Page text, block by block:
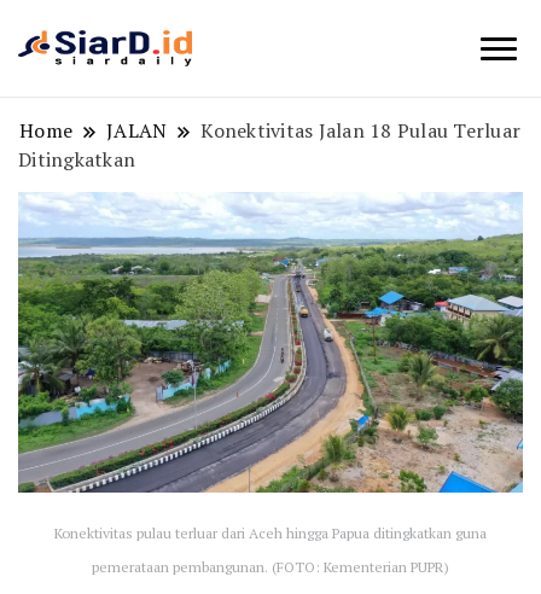
Home JALAN
Konektivitas Jalan 18 Pulau Terluar
Ditingkatkan
Konektivitas pulau terluar dari Aceh hingga Papua ditingkatkan guna
pemerataan pembangunan. (FOTO: Kementerian PUPR)